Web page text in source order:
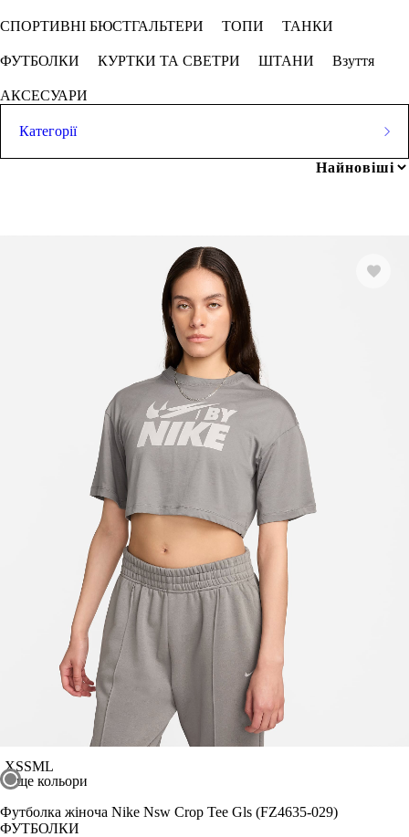
Огірок Палево камінний Сірий
СКАСОВУВАТИ ВСЕ
Показати більше
Розмір взуття
СПОРТИВНІ БЮСТГАЛЬТЕРИ ТОПИ ТАНКИ
ФУТБОЛКИ КУРТКИ ТА СВЕТРИ ШТАНИ Взуття
АКСЕСУАРИ
Категорії
КУРТКИ ТА СВЕТРИ
XSSML
ще кольори
Футболка жіноча Nike Nsw Crop Tee Gls (FZ4635-029)
ФУТБОЛКИ